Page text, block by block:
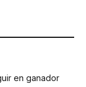
en ganador